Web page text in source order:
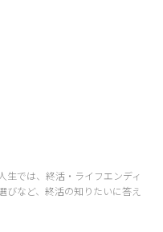
生では、終活・ライフエンディ
びなど、終活の知りたいに答え